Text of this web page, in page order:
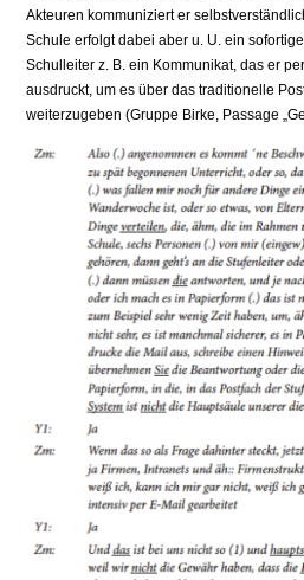
Akteuren kommuniziert er
Schule erfolgt dabei aber u. U. ein
Schulleiter z. B. ein Kommunikat, das er
ausdruckt, um es über das traditionelle
weiterzugeben (Gruppe Birke, Passage